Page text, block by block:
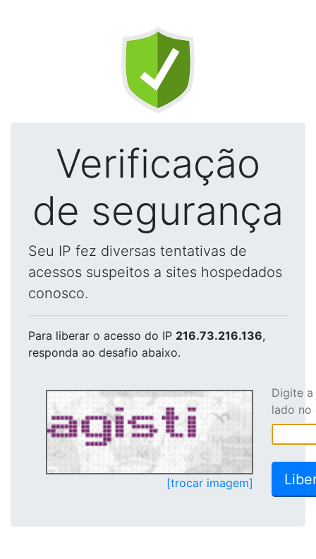
Verificação
de segurança
Seu IP fez diversas tentativas de
acessos suspeitos a sites hospedados
conosco.
Para liberar o acesso do IP 216.73.216.136,
responda ao desafio abaixo.
[trocar imagem]
Digite
lado no